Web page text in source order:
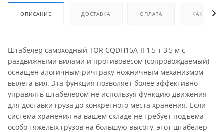
ОПИСАНИЕ ДОСТАВКА ОПЛАТА КАК
Штабелер самоходный TOR CQDH15A-II 1,5 т 3,5 м с
раздвижными вилами и противовесом (сопровождаемый)
оснащен алогичным ричтраку ножничным механизмом
вылета вил. Эта функция позволяет более эффективно
управлять штабелером не используя функцию движения
для доставки груза до конкретного места хранения. Если
система хранения на вашем складе не требует подъема
особо тяжелых грузов на большую высоту, этот штабелер